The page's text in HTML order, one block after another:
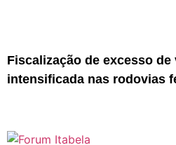
Fiscalização de excesso de
intensificada nas rodovias